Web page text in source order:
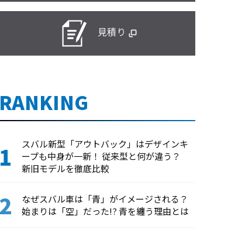
見積り
RANKING
スバル新型「アウトバック」はデザインキ
ープも中身が一新！ 従来型と何が違う？
新旧モデルを徹底比較
なぜスバル車は「青」がイメージされる？
始まりは「空」だった!? 青を纏う理由とは